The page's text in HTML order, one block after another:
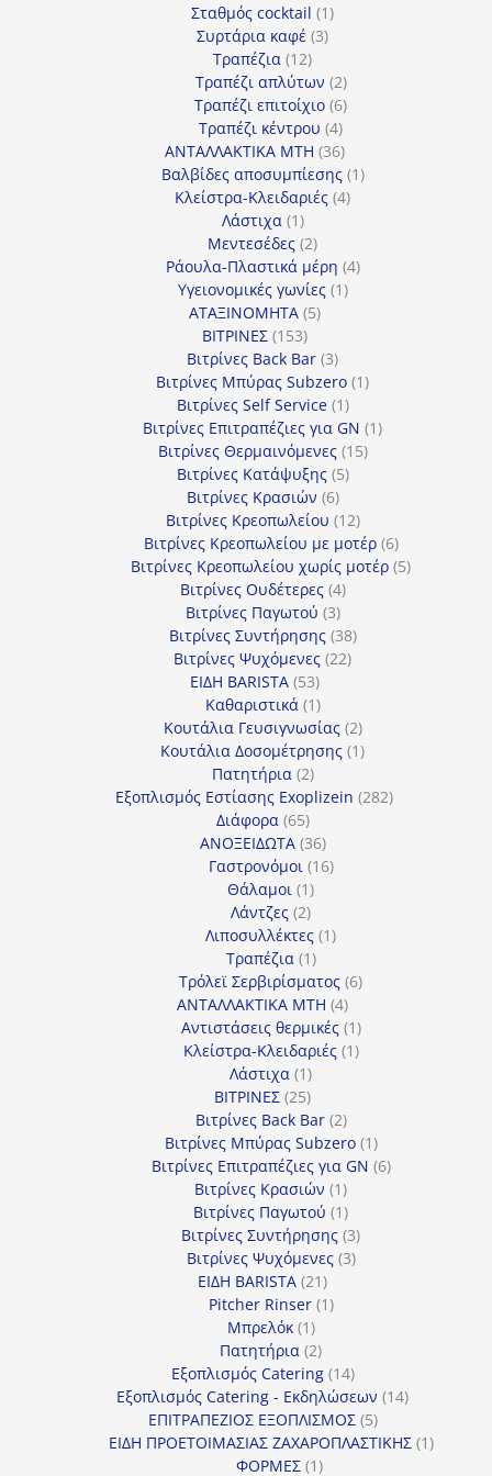
προϊόν
Σταθμός cocktail 11
Συρτάρια καφέ 33
Τραπέζια 1212
προϊόντα
Τραπέζι απλύτων 22
προϊόντα
Τραπέζι επιτοίχιο 66
προϊόντα
Τραπέζι κέντρου 44
προϊόντα
ΑΝΤΑΛΛΑΚΤΙΚΑ MTH 3636
προϊόντα
Βαλβίδες αποσυμπίεσης 11
Κλείστρα-Κλειδαριές 44
Λάστιχα 11
προϊόν
Μεντεσέδες 22
προϊόντα
Ράουλα-Πλαστικά μέρη 44
Υγειονομικές γωνίες 11
ΑΤΑΞΙΝΟΜΗΤΑ 55
ΒΙΤΡΙΝΕΣ 153153
προϊόντα
Βιτρίνες Back Bar 33
προϊόντα
Βιτρίνες Mπύρας Subzero 11
Βιτρίνες Self Service 11
προϊόν
Βιτρίνες Επιτραπέζιες για GN 11
Βιτρίνες Θερμαινόμενες 1515
Βιτρίνες Κατάψυξης 55
Βιτρίνες Κρασιών 66
προϊόντα
Βιτρίνες Κρεοπωλείου 1212
προϊόντα
Βιτρίνες Κρεοπωλείου με μοτέρ 66
προϊόντα
Βιτρίνες Κρεοπωλείου χωρίς μοτέρ 55
Βιτρίνες Ουδέτερες 44
προϊόντα
Βιτρίνες Παγωτού 33
προϊόντα
Βιτρίνες Συντήρησης 3838
προϊόντα
Βιτρίνες Ψυχόμενες 2222
ΕΙΔΗ BARISTA 5353
προϊόντα
Καθαριστικά 11
προϊόν
Κουτάλια Γευσιγνωσίας 22
προϊόντα
Κουτάλια Δοσομέτρησης 11
Πατητήρια 22
προϊόντα
Εξοπλισμός Εστίασης Exoplizein 282282
Διάφορα 6565
προϊόντα
ΑΝΟΞΕΙΔΩΤΑ 3636
προϊόντα
Γαστρονόμοι 1616
Θάλαμοι 11
προϊόν
Λάντζες 22
προϊόντα
Λιποσυλλέκτες 11
Τραπέζια 11
προϊόν
Τρόλεϊ Σερβιρίσματος 66
ΑΝΤΑΛΛΑΚΤΙΚΑ MTH 44
προϊόντα
Αντιστάσεις θερμικές 11
προϊόν
Κλείστρα-Κλειδαριές 11
Λάστιχα 11
προϊόν
ΒΙΤΡΙΝΕΣ 2525
προϊόντα
Βιτρίνες Back Bar 22
προϊόντα
Βιτρίνες Mπύρας Subzero 11
προϊόν
Βιτρίνες Επιτραπέζιες για GN 66
Βιτρίνες Κρασιών 11
προϊόν
Βιτρίνες Παγωτού 11
προϊόν
Βιτρίνες Συντήρησης 33
προϊόντα
Βιτρίνες Ψυχόμενες 33
ΕΙΔΗ BARISTA 2121
προϊόντα
Pitcher Rinser 11
Μπρελόκ 11
προϊόν
Πατητήρια 22
προϊόντα
Εξοπλισμός Catering 1414
προϊόντα
Εξοπλισμός Catering - Εκδηλώσεων 1414
ΕΠΙΤΡΑΠΕΖΙΟΣ ΕΞΟΠΛΙΣΜΟΣ 55
προϊόντα
ΕΙΔΗ ΠΡΟΕΤΟΙΜΑΣΙΑΣ ΖΑΧΑΡΟΠΛΑΣΤΙΚΗΣ 11
ΦΟΡΜΕΣ 11